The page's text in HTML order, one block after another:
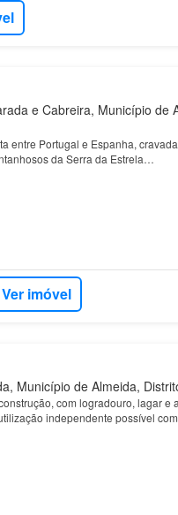
e Cabreira, Município de
entre Portugal e Espanha,
da Serra da Estrela…
Ver imóvel
Município de Almeida,
com logradouro, lagar e
independente possível